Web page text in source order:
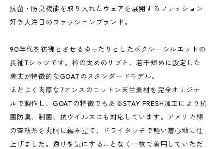
抗菌・防臭機能を取り入れたウェアを展開するファッション
好き大注目のファッションブランド。
90年代を彷彿とさせるゆったりとしたボクシーシルエットの
長袖Tシャツです。衿の太めのリブと、若干短めに設定した
着丈が特徴的なGOATのスタンダードモデル。
ほどよく肉厚な7オンスのコットン天竺素材を完全オリジナ
ルで製作し、GOATの特徴でもあるSTAY FRESH加工により抗
菌防臭、制菌、抗ウイルスにも対応しています。アメリカ綿
の空紡糸を丸胴に編み立て、ドライタッチで軽い着心地に仕
上げました。透けを気にすることなく一枚で着用していただ